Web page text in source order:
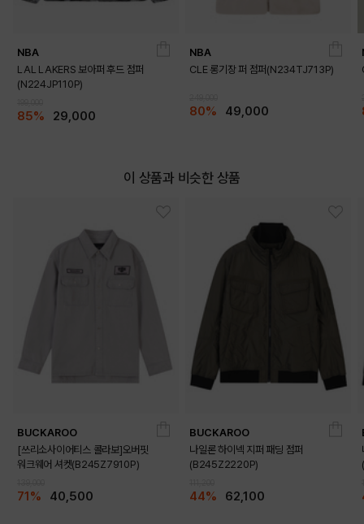
OUTFIT VIEW
NBA
LAL LAKERS 보아퍼 후드 점퍼
(N224JP110P)
85% 29,000
NBA
CLE 롱기장 퍼 점퍼(N234TJ713P)
80% 49,000
이 상품과 비슷한 상품
BUCKAROO
[쓰리소사이어티스 콜라보]오버핏
워크웨어 셔켓(B245Z7910P)
71% 40,500
BUCKAROO
나일론 하이넥 지퍼 패딩 점퍼
(B245Z2220P)
44% 62,100